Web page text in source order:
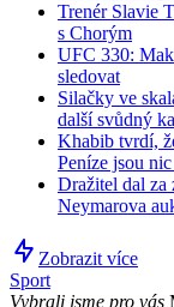
Trenér Slavie
s Chorým
UFC 330:
sledovat
Silačky ve
další svůdný
Khabib tvrdí,
Peníze jsou
Dražitel dal za
Neymarova
Zobrazit více
Sport
Vybrali jsme pro vás